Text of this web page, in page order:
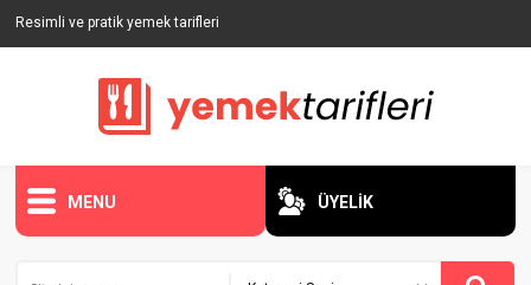
Resimli ve pratik yemek tarifleri
MENU ÜYELİK